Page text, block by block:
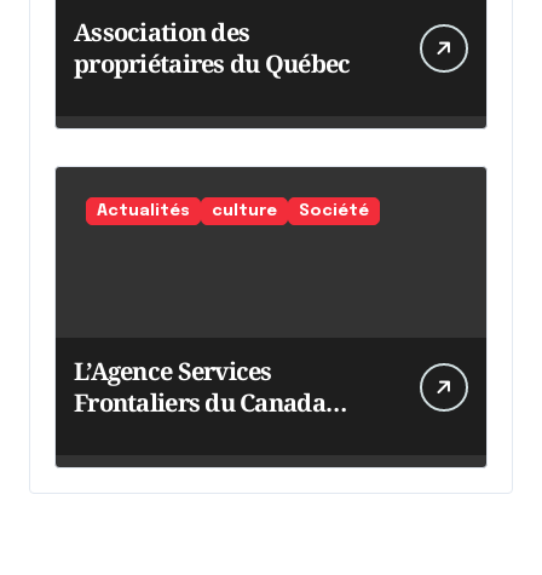
Association des
propriétaires du Québec
Actualités culture Société
L’Agence Services
Frontaliers du Canada